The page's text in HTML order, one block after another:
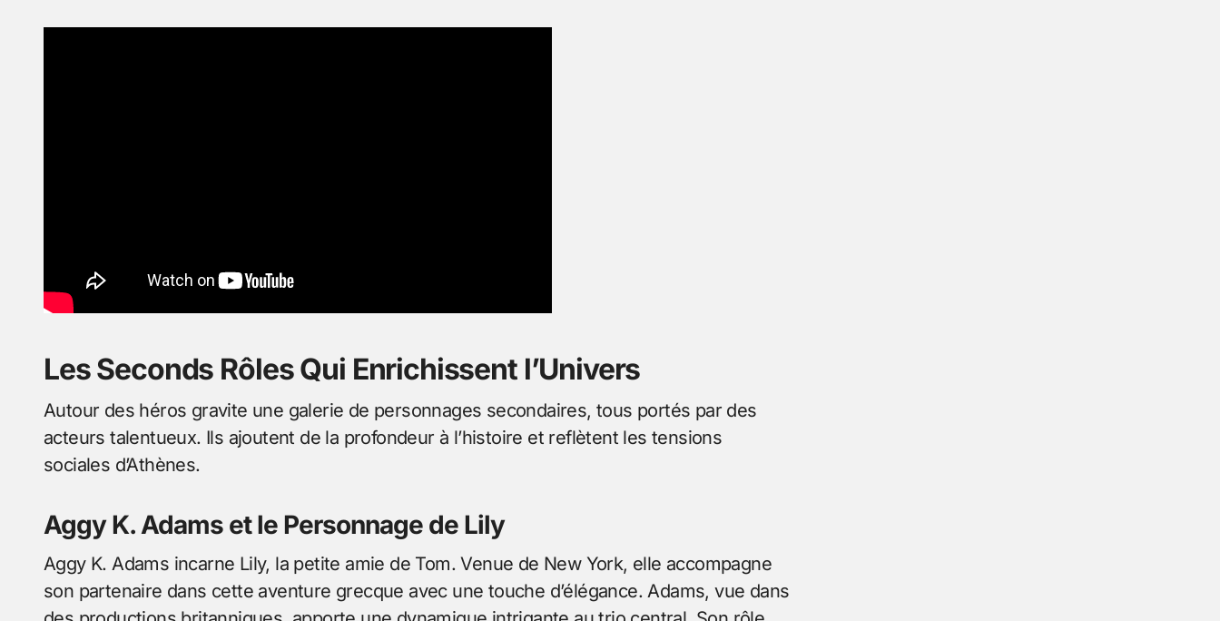
Les Seconds Rôles Qui Enrichissent l’Univers
Autour des héros gravite une galerie de personnages secondaires, tous portés par des
acteurs talentueux. Ils ajoutent de la profondeur à l’histoire et reflètent les tensions
sociales d’Athènes.
Aggy K. Adams et le Personnage de Lily
Aggy K. Adams incarne Lily, la petite amie de Tom. Venue de New York, elle accompagne
son partenaire dans cette aventure grecque avec une touche d’élégance. Adams, vue dans